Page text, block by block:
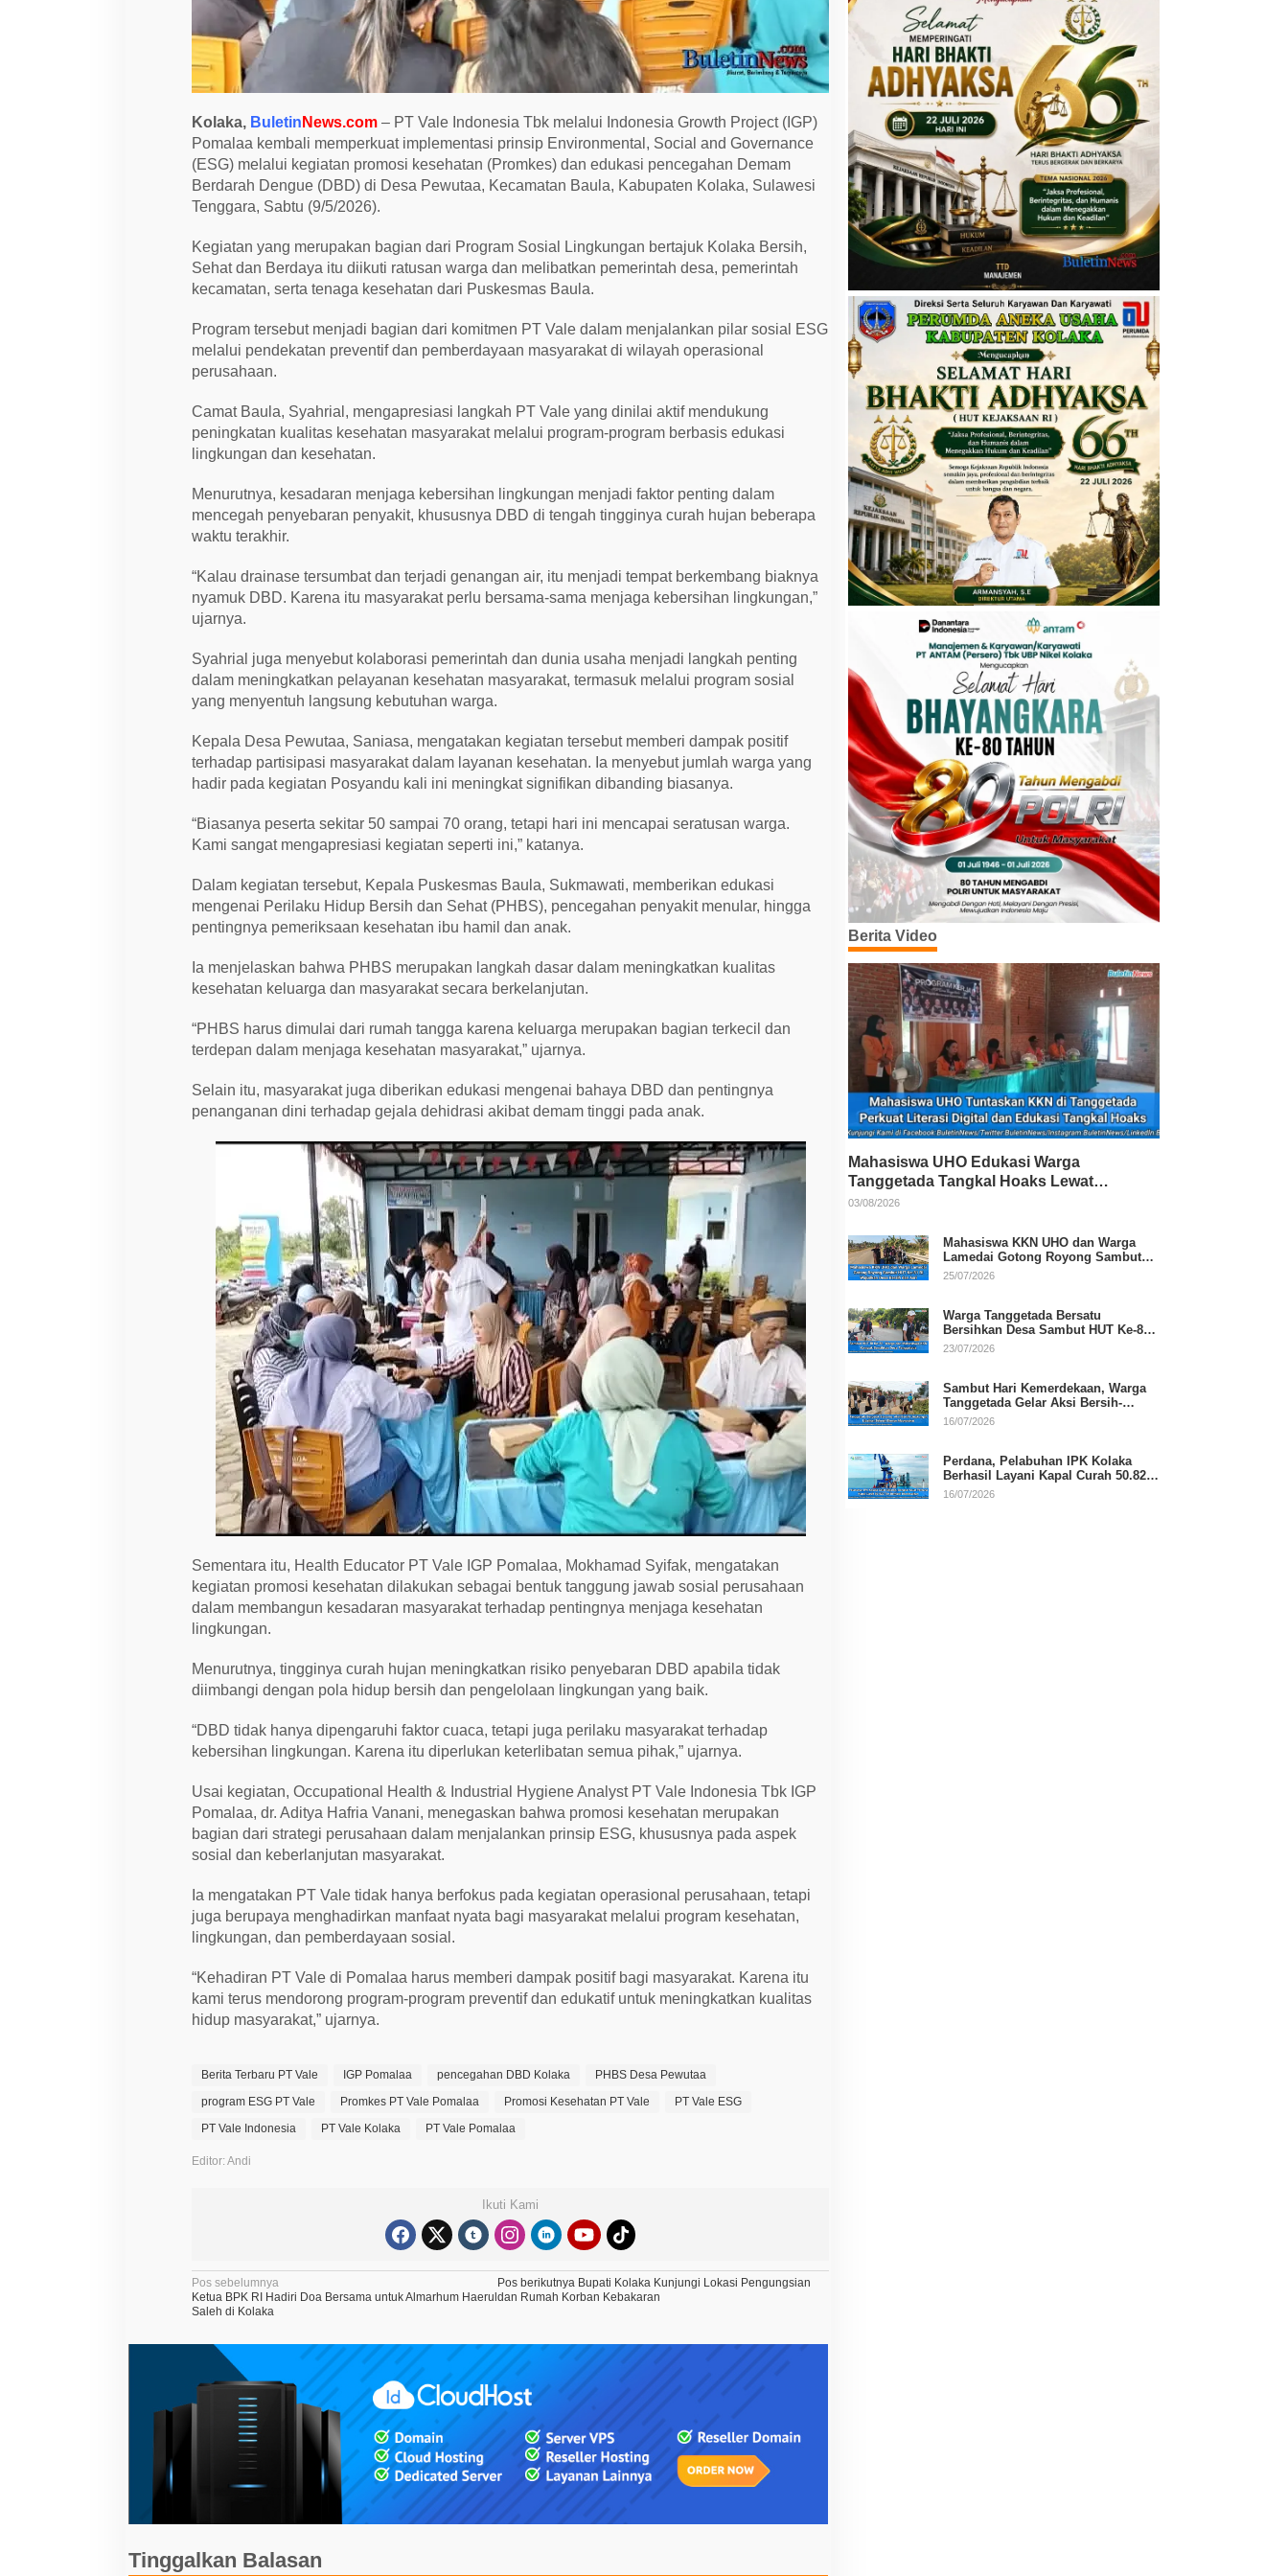
g
r
a
m
o
s
K
e
s
e
a
a
d
K
l
a
Kolaka, Buletin News.com – PT Vale Indonesia Tbk melalui Indonesia Growth Project (IGP)
Pomalaa kembali memperkuat implementasi prinsip Environmental, Social and Governance
(ESG) melalui kegiatan promosi kesehatan (Promkes) dan edukasi pencegahan Demam
Berdarah Dengue (DBD) di Desa Pewutaa, Kecamatan Baula, Kabupaten Kolaka, Sulawesi
Tenggara, Sabtu (9/5/2026).
Kegiatan yang merupakan bagian dari Program Sosial Lingkungan bertajuk Kolaka Bersih,
Sehat dan Berdaya itu diikuti ratusan warga dan melibatkan pemerintah desa, pemerintah
kecamatan, serta tenaga kesehatan dari Puskesmas Baula.
Program tersebut menjadi bagian dari komitmen PT Vale dalam menjalankan pilar sosial ESG
melalui pendekatan preventif dan pemberdayaan masyarakat di wilayah operasional
perusahaan.
Camat Baula, Syahrial, mengapresiasi langkah PT Vale yang dinilai aktif mendukung
peningkatan kualitas kesehatan masyarakat melalui program-program berbasis edukasi
lingkungan dan kesehatan.
Menurutnya, kesadaran menjaga kebersihan lingkungan menjadi faktor penting dalam
mencegah penyebaran penyakit, khususnya DBD di tengah tingginya curah hujan beberapa
waktu terakhir.
“Kalau drainase tersumbat dan terjadi genangan air, itu menjadi tempat berkembang biaknya
nyamuk DBD. Karena itu masyarakat perlu bersama-sama menjaga kebersihan lingkungan,”
ujarnya.
Syahrial juga menyebut kolaborasi pemerintah dan dunia usaha menjadi langkah penting
dalam meningkatkan pelayanan kesehatan masyarakat, termasuk melalui program sosial
yang menyentuh langsung kebutuhan warga.
Kepala Desa Pewutaa, Saniasa, mengatakan kegiatan tersebut memberi dampak positif
terhadap partisipasi masyarakat dalam layanan kesehatan. Ia menyebut jumlah warga yang
hadir pada kegiatan Posyandu kali ini meningkat signifikan dibanding biasanya.
“Biasanya peserta sekitar 50 sampai 70 orang, tetapi hari ini mencapai seratusan warga.
Kami sangat mengapresiasi kegiatan seperti ini,” katanya.
Dalam kegiatan tersebut, Kepala Puskesmas Baula, Sukmawati, memberikan edukasi
mengenai Perilaku Hidup Bersih dan Sehat (PHBS), pencegahan penyakit menular, hingga
pentingnya pemeriksaan kesehatan ibu hamil dan anak.
Ia menjelaskan bahwa PHBS merupakan langkah dasar dalam meningkatkan kualitas
kesehatan keluarga dan masyarakat secara berkelanjutan.
“PHBS harus dimulai dari rumah tangga karena keluarga merupakan bagian terkecil dan
terdepan dalam menjaga kesehatan masyarakat,” ujarnya.
Selain itu, masyarakat juga diberikan edukasi mengenai bahaya DBD dan pentingnya
penanganan dini terhadap gejala dehidrasi akibat demam tinggi pada anak.
Sementara itu, Health Educator PT Vale IGP Pomalaa, Mokhamad Syifak, mengatakan
kegiatan promosi kesehatan dilakukan sebagai bentuk tanggung jawab sosial perusahaan
dalam membangun kesadaran masyarakat terhadap pentingnya menjaga kesehatan
lingkungan.
Menurutnya, tingginya curah hujan meningkatkan risiko penyebaran DBD apabila tidak
diimbangi dengan pola hidup bersih dan pengelolaan lingkungan yang baik.
“DBD tidak hanya dipengaruhi faktor cuaca, tetapi juga perilaku masyarakat terhadap
kebersihan lingkungan. Karena itu diperlukan keterlibatan semua pihak,” ujarnya.
Usai kegiatan, Occupational Health & Industrial Hygiene Analyst PT Vale Indonesia Tbk IGP
Pomalaa, dr. Aditya Hafria Vanani, menegaskan bahwa promosi kesehatan merupakan
bagian dari strategi perusahaan dalam menjalankan prinsip ESG, khususnya pada aspek
sosial dan keberlanjutan masyarakat.
Ia mengatakan PT Vale tidak hanya berfokus pada kegiatan operasional perusahaan, tetapi
juga berupaya menghadirkan manfaat nyata bagi masyarakat melalui program kesehatan,
lingkungan, dan pemberdayaan sosial.
“Kehadiran PT Vale di Pomalaa harus memberi dampak positif bagi masyarakat. Karena itu
kami terus mendorong program-program preventif dan edukatif untuk meningkatkan kualitas
hidup masyarakat,” ujarnya.
Berita Terbaru PT Vale IGP Pomalaa pencegahan DBD Kolaka
PHBS Desa Pewutaa
program ESG PT Vale
Promkes PT Vale Pomalaa Promosi Kesehatan PT Vale
PT Vale ESG
PT Vale Indonesia
PT Vale Kolaka PT Vale Pomalaa
Editor: Andi
Ikuti Kami
N
a
v
g
a
Pos sebelumnya
Ketua BPK RI Hadiri Doa Bersama untuk Almarhum Haerul
Saleh di Kolaka
Pos berikutnya Bupati Kolaka Kunjungi Lokasi Pengungsian
dan Rumah Korban Kebakaran
Tinggalkan Balasan
Berita Video
Mahasiswa UHO Edukasi Warga
Tanggetada Tangkal Hoaks Lewat
Program Literasi
03/08/2026
Mahasiswa KKN UHO dan Warga
Lamedai Gotong Royong Sambut
HUT Ke-81 RI
25/07/2026
Warga Tanggetada Bersatu
Bersihkan Desa Sambut HUT Ke-81
RI
23/07/2026
Sambut Hari Kemerdekaan, Warga
Tanggetada Gelar Aksi Bersih-
Bersih Desa
16/07/2026
Perdana, Pelabuhan IPK Kolaka
Berhasil Layani Kapal Curah 50.820
Ton
16/07/2026